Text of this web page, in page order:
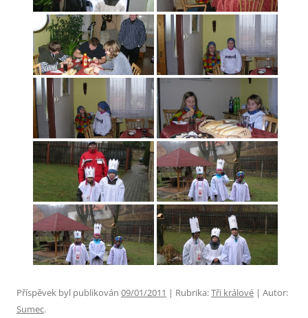
Příspěvek byl publikován 09/01/2011 | Rubrika:Tři králové | Autor:
Sumec.